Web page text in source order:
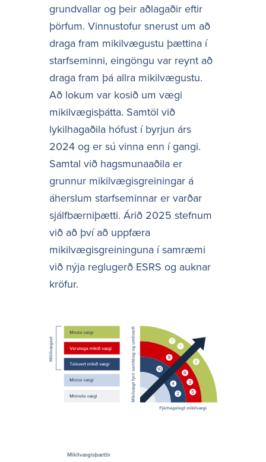
grundvallar og þeir aðlagaðir eftir
þörfum. Vinnustofur snerust um að
draga fram mikilvægustu þættina í
starfseminni, eingöngu var reynt að
draga fram þá allra mikilvægustu.
Að lokum var kosið um vægi
mikilvægisþátta. Samtöl við
lykilhagaðila hófust í byrjun árs
2024 og er sú vinna enn í gangi.
Samtal við hagsmunaaðila er
grunnur mikilvægisgreiningar á
áherslum starfseminnar er varðar
sjálfbærniþætti. Árið 2025 stefnum
við að því að uppfæra
mikilvægisgreininguna í samræmi
við nýja reglugerð ESRS og auknar
kröfur.